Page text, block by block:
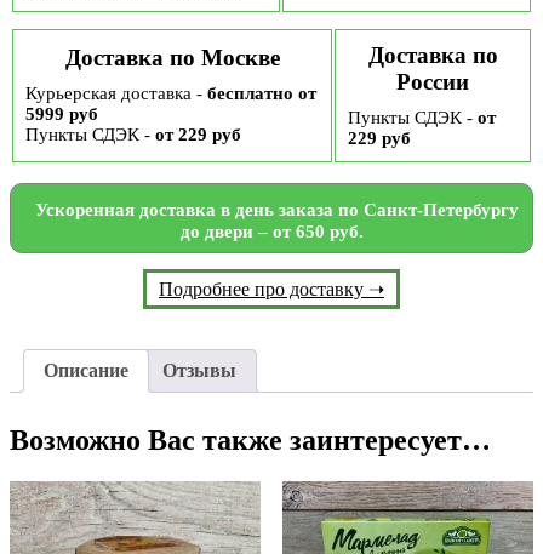
Доставка по Москве
Курьерская доставка - бесплатно от
5999 руб
Пункты СДЭК - от 229 руб
Доставка по
России
Пункты СДЭК - от
229 руб
Ускоренная доставка в день заказа по Санкт-Петербургу
до двери – от 650 руб.
Подробнее про доставку ➝
Описание Отзывы
Возможно Вас также заинтересует…